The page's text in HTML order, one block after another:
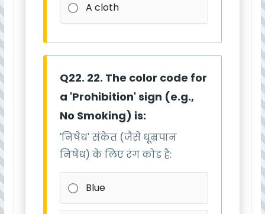
A cloth
Q22. 22. The color code for
a 'Prohibition' sign (e.g.,
No Smoking) is:
'निषेध' संकेत (जैसे धूम्रपान
निषेध) के लिए रंग कोड है:
Blue